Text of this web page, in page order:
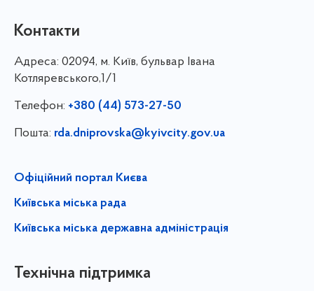
Контакти
Адреса: 02094, м. Київ, бульвар Івана
Котляревського,1/1
Телефон: +380 (44) 573-27-50
Пошта: rda.dniprovska@kyivcity.gov.ua
Офіційний портал Києва
Київська міська рада
Київська міська державна адміністрація
Технічна підтримка